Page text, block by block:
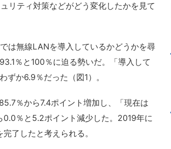
リティ対策などがどう変化したかを見て
は無線LANを導入しているかどうかを尋
％と100％に迫る勢いだ。「導入して
ずか6.9％だった（図1）。
％から7.4ポイント増加し、「現在は
％と5.2ポイント減少した。2019年に
了したと考えられる。